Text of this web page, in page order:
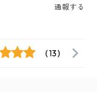
通報する
(13)